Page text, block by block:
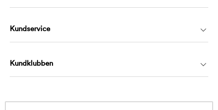
Kundservice
Kundklubben